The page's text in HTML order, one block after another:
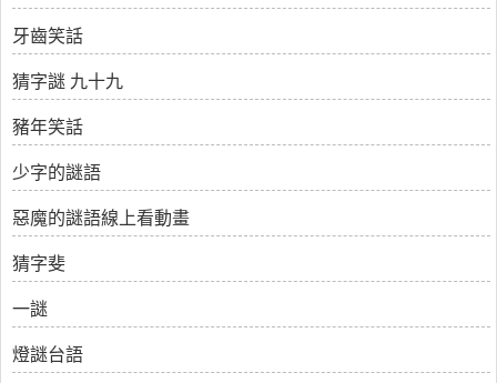
牙齒笑話
猜字謎 九十九
豬年笑話
少字的謎語
惡魔的謎語線上看動畫
猜字斐
一謎
燈謎台語